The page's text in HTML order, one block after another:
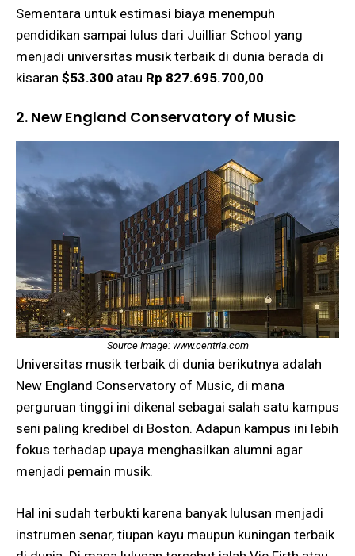
Sementara untuk estimasi biaya menempuh
pendidikan sampai lulus dari Juilliar School yang
menjadi universitas musik terbaik di dunia berada di
kisaran $53.300 atau Rp 827.695.700,00.
2. New England Conservatory of Music
Source Image: www.centria.com
Universitas musik terbaik di dunia berikutnya adalah
New England Conservatory of Music, di mana
perguruan tinggi ini dikenal sebagai salah satu kampus
seni paling kredibel di Boston. Adapun kampus ini lebih
fokus terhadap upaya menghasilkan alumni agar
menjadi pemain musik.
Hal ini sudah terbukti karena banyak lulusan menjadi
instrumen senar, tiupan kayu maupun kuningan terbaik